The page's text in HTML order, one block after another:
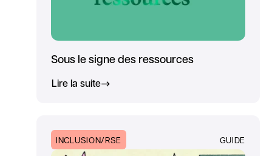
Sous le signe des ressources
Lire la suite
INCLUSION/RSE GUIDE